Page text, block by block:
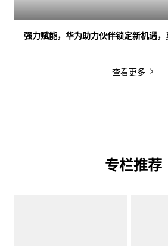
强力赋能，华为助力伙伴锁定新机遇，
查看更多
专栏推荐